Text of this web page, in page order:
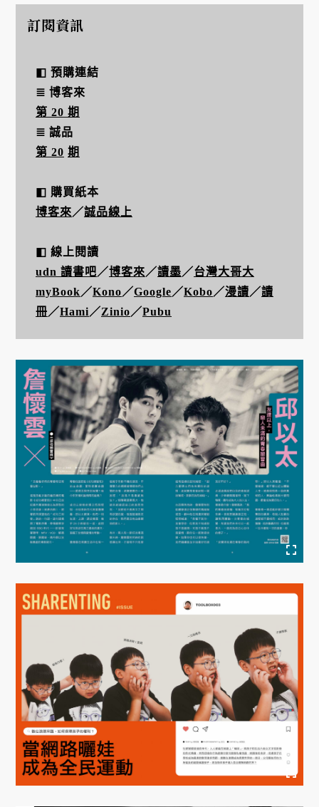
訂閱資訊
◧ 預購連結
≣ 博客來
第 20 期
≣ 誠品
第 20 期
◧ 購買紙本
博客來／誠品線上
◧ 線上閱讀
udn 讀書吧／博客來／讀墨／台灣大哥大
myBook／Kono／Google／Kobo／漫讀／讀
冊／Hami／Zinio／Pubu